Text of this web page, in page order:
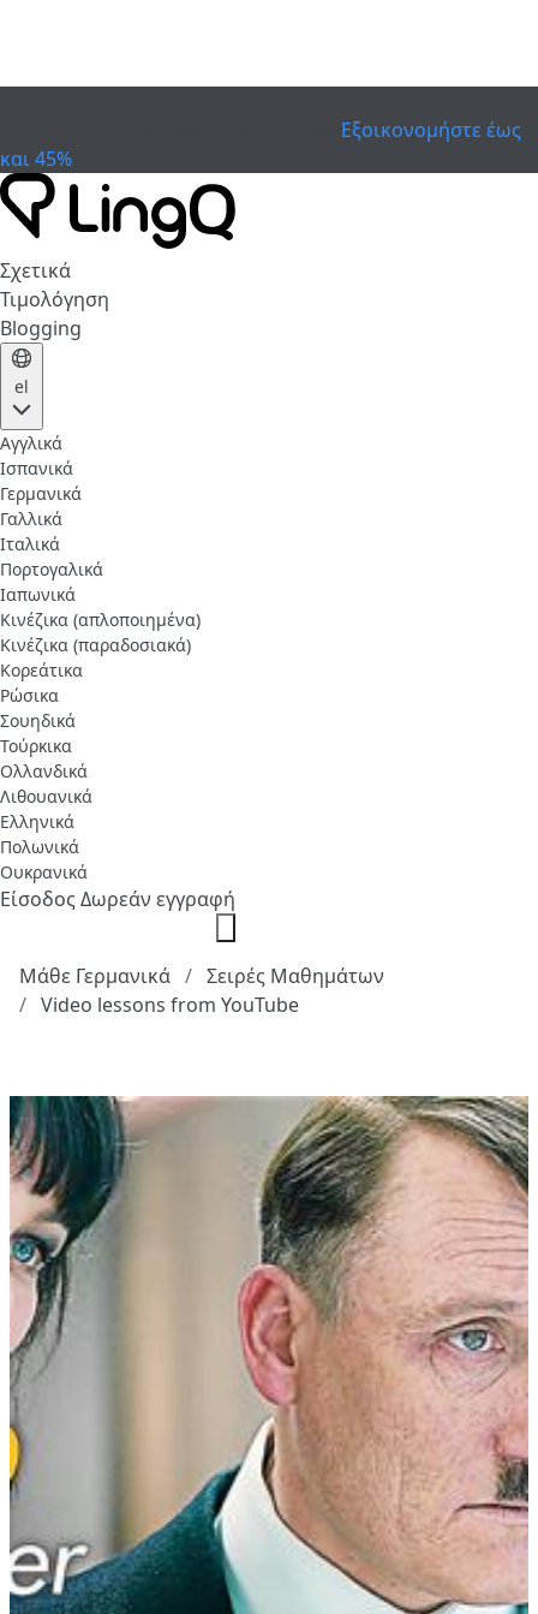
Εξοικονομήστε έως
και 45%
Σχετικά
Τιμολόγηση
Blogging
el
Αγγλικά
Ισπανικά
Γερμανικά
Γαλλικά
Ιταλικά
Πορτογαλικά
Ιαπωνικά
Κινέζικα (απλοποιημένα)
Κινέζικα (παραδοσιακά)
Κορεάτικα
Ρώσικα
Σουηδικά
Τούρκικα
Ολλανδικά
Λιθουανικά
Ελληνικά
Πολωνικά
Ουκρανικά
ΕίσοδοςΔωρεάν εγγραφή
Μάθε Γερμανικά
Σειρές Μαθημάτων
Video lessons from YouTube